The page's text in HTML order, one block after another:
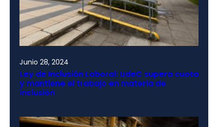
Junio 28, 2024
Ley de Inclusión Laboral: UdeC supera cuota
y mantiene el trabajo en materia de
inclusión